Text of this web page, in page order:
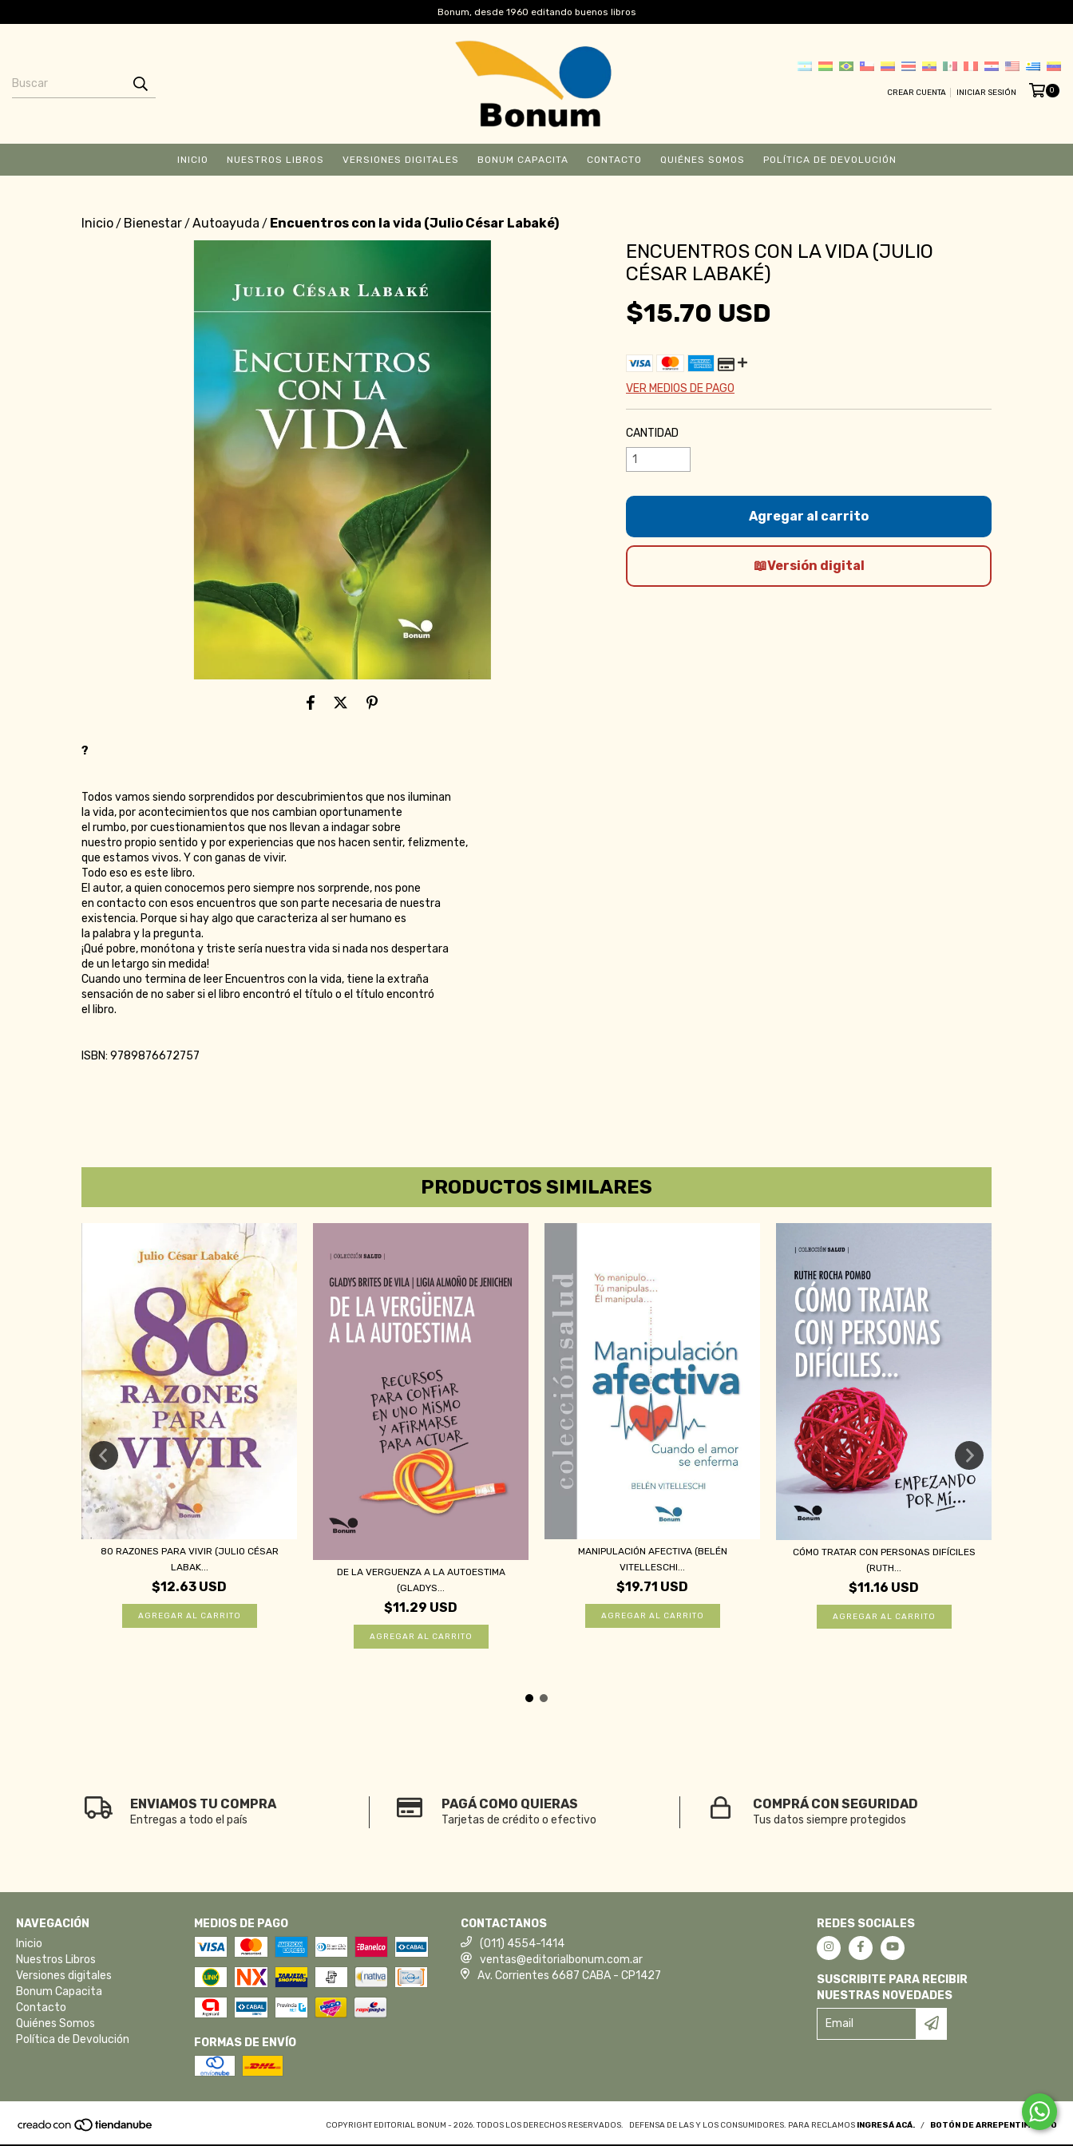
Bonum, desde 1960 editando buenos libros
CREAR CUENTA INICIAR SESIÓN 0
INICIO NUESTROS LIBROS VERSIONES DIGITALES BONUM CAPACITA CONTACTO QUIÉNES SOMOS POLÍTICA DE DEVOLUCIÓN
Inicio/ Bienestar/ Autoayuda / Encuentros con la vida (Julio César Labaké)
?
Todos vamos siendo sorprendidos por descubrimientos que nos iluminan
la vida, por acontecimientos que nos cambian oportunamente
el rumbo, por cuestionamientos que nos llevan a indagar sobre
nuestro propio sentido y por experiencias que nos hacen sentir, felizmente,
que estamos vivos. Y con ganas de vivir.
Todo eso es este libro.
El autor, a quien conocemos pero siempre nos sorprende, nos pone
en contacto con esos encuentros que son parte necesaria de nuestra
existencia. Porque si hay algo que caracteriza al ser humano es
la palabra y la pregunta.
¡Qué pobre, monótona y triste sería nuestra vida si nada nos despertara
de un letargo sin medida!
Cuando uno termina de leer Encuentros con la vida, tiene la extraña
sensación de no saber si el libro encontró el título o el título encontró
el libro.
ISBN: 9789876672757
ENCUENTROS CON LA VIDA (JULIO
CÉSAR LABAKÉ)
$15.70 USD
VER MEDIOS DE PAGO
CANTIDAD
Versión digital
PRODUCTOS SIMILARES
80 RAZONES PARA VIVIR (JULIO CÉSAR
LABAK...
$12.63 USD
DE LA VERGUENZA A LA AUTOESTIMA
(GLADYS...
$11.29 USD
MANIPULACIÓN AFECTIVA (BELÉN
VITELLESCHI...
$19.71 USD
CÓMO TRATAR CON PERSONAS DIFÍCILES
(RUTH...
$11.16 USD
ENVIAMOS TU COMPRA
Entregas a todo el país
PAGÁ COMO QUIERAS
Tarjetas de crédito o efectivo
COMPRÁ CON SEGURIDAD
Tus datos siempre protegidos
NAVEGACIÓN
Inicio
Nuestros Libros
Versiones digitales
Bonum Capacita
Contacto
Quiénes Somos
Política de Devolución
MEDIOS DE PAGO
FORMAS DE ENVÍO
CONTACTANOS
(011) 4554-1414
ventas@editorialbonum.com.ar
Av. Corrientes 6687 CABA - CP1427
REDES SOCIALES
SUSCRIBITE PARA RECIBIR
NUESTRAS NOVEDADES
COPYRIGHT EDITORIAL BONUM - 2026. TODOS LOS DERECHOS RESERVADOS. DEFENSA DE LAS Y LOS CONSUMIDORES. PARA RECLAMOS INGRESÁ ACÁ. / BOTÓN DE ARREPENTIMIENTO